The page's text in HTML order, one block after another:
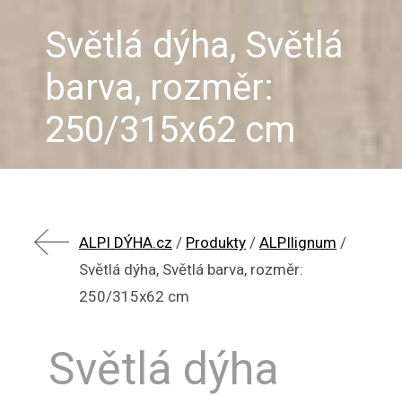
Světlá dýha, Světlá
barva, rozměr:
250/315x62 cm
ALPI DÝHA.cz / Produkty / ALPIlignum /
Světlá dýha, Světlá barva, rozměr:
250/315x62 cm
Světlá dýha